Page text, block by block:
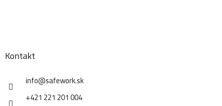
Kontakt
info@safework.sk
+421 221 201 004